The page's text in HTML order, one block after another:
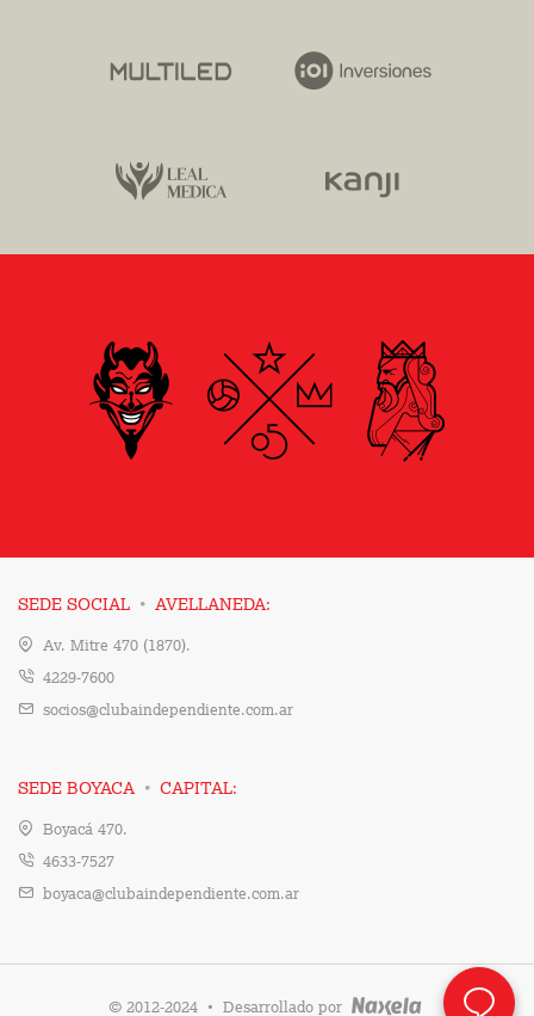
SEDE SOCIAL · AVELLANEDA:
Av. Mitre 470 (1870).
4229-7600
socios@clubaindependiente.com.ar
SEDE BOYACA · CAPITAL:
Boyacá 470.
4633-7527
boyaca@clubaindependiente.com.ar
© 2012-2024 · Desarrollado por